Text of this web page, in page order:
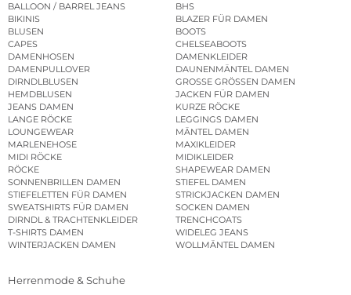
BALLOON / BARREL JEANS
BHS
BIKINIS
BLAZER FÜR DAMEN
BLUSEN
BOOTS
CAPES
CHELSEABOOTS
DAMENHOSEN
DAMENKLEIDER
DAMENPULLOVER
DAUNENMÄNTEL DAMEN
DIRNDLBLUSEN
GROSSE GRÖSSEN DAMEN
HEMDBLUSEN
JACKEN FÜR DAMEN
JEANS DAMEN
KURZE RÖCKE
LANGE RÖCKE
LEGGINGS DAMEN
LOUNGEWEAR
MÄNTEL DAMEN
MARLENEHOSE
MAXIKLEIDER
MIDI RÖCKE
MIDIKLEIDER
RÖCKE
SHAPEWEAR DAMEN
SONNENBRILLEN DAMEN
STIEFEL DAMEN
STIEFELETTEN FÜR DAMEN
STRICKJACKEN DAMEN
SWEATSHIRTS FÜR DAMEN
SOCKEN DAMEN
DIRNDL & TRACHTENKLEIDER
TRENCHCOATS
T-SHIRTS DAMEN
WIDELEG JEANS
WINTERJACKEN DAMEN
WOLLMÄNTEL DAMEN
Herrenmode & Schuhe